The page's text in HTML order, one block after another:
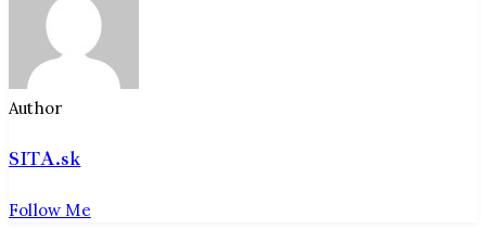
Author
SITA.sk
Follow Me